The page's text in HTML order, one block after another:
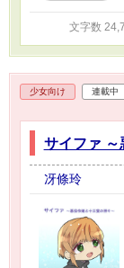
文字数
少女向け 連載中
サイファ ～
冴條玲